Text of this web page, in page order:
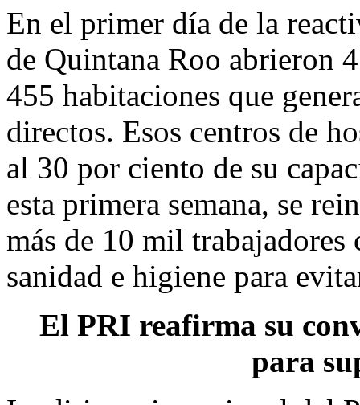
En el primer día de la
de Quintana Roo abrieron
455 habitaciones que
directos. Esos centros de
al 30 por ciento de su
esta primera semana, se
más de 10 mil trabajadores
sanidad e higiene para
El PRI reafirma su
para